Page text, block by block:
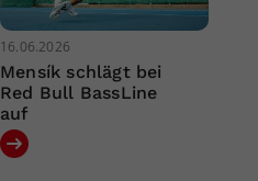
16.06.2026
Mensík schlägt bei
Red Bull BassLine
auf